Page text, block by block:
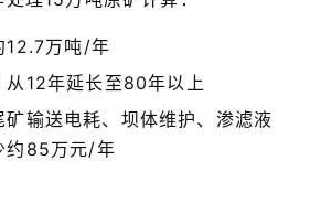
12.7万吨/年
从12年延长至80年以上
矿输送电耗、坝体维护、渗滤液
约85万元/年